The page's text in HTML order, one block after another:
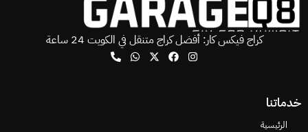
كراج فيكس كار: أفضل كراج متنقل في الكويت 24 ساعة
خدماتنا
الرئيسية